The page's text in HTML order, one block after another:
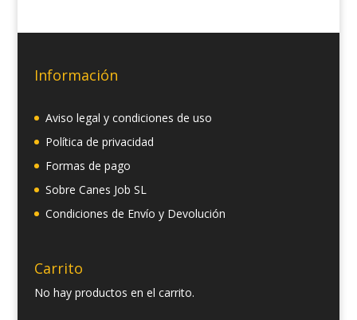
Información
Aviso legal y condiciones de uso
Política de privacidad
Formas de pago
Sobre Canes Job SL
Condiciones de Envío y Devolución
Carrito
No hay productos en el carrito.